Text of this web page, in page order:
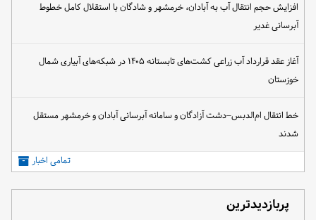
افزایش حجم انتقال آب به آبادان، خرمشهر و شادگان با استقلال کامل خطوط
آبرسانی غدیر
آغاز عقد قرارداد آب زراعی کشت‌های تابستانه ۱۴۰۵ در شبکه‌های آبیاری شمال
خوزستان
خط انتقال ام‌الدبس–دشت آزادگان و سامانه آبرسانی آبادان و خرمشهر مستقل
شدند
تمامی اخبار
پربازدیدترین